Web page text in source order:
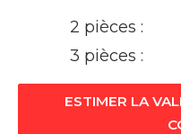
2 pièces :
3 pièces :
ESTIMER LA